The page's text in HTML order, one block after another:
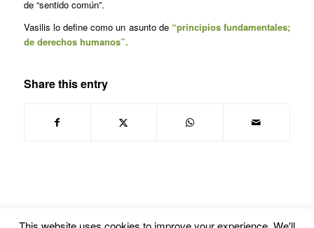
de “sentido común”.
Vasilis lo define como un asunto de “principios fundamentales;
de derechos humanos”.
Share this entry